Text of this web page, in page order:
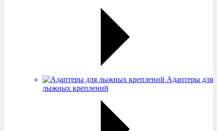
Адаптеры для
лыжных креплений